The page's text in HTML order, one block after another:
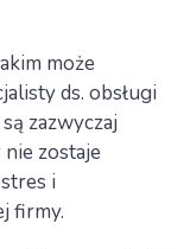
może
ds. obsługi
zazwyczaj
zostaje
i
firmy.